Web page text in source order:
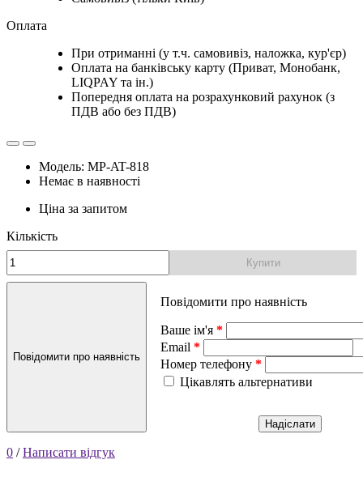
Оплата
При отриманні (у т.ч. самовивіз, наложка, кур'єр)
Оплата на банківську карту (Приват, Монобанк,
LIQPAY та ін.)
Попередня оплата на розрахунковий рахунок (з
ПДВ або без ПДВ)
Модель: MP-AT-818
Немає в наявності
Ціна за запитом
Кількість
Купити
Повідомити про наявність
Повідомити про наявність
Ваше ім'я
Email
Номер телефону
Цікавлять альтернативи
Надіслати
0 /Написати відгук